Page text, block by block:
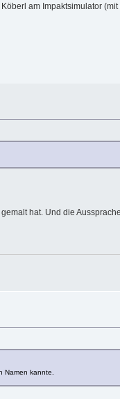
am Impaktsimulator
hat. Und die
Namen kannte.